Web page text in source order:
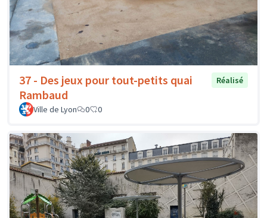
37 - Des jeux pour tout-petits quai
Rambaud
Réalisé
Ville de Lyon 0 0